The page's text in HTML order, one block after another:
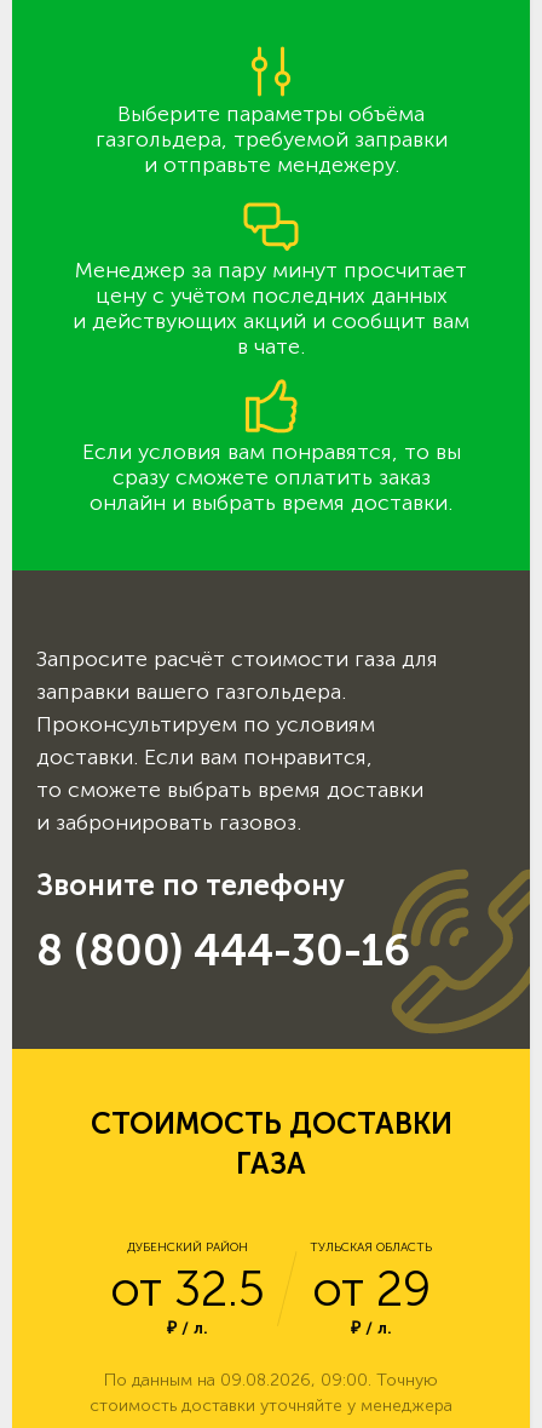
Выберите параметры объёма
газгольдера, требуемой заправки
и отправьте мендежеру.
Менеджер за пару минут просчитает
цену с учётом последних данных
и действующих акций и сообщит вам
в чате.
Если условия вам понравятся, то вы
сразу сможете оплатить заказ
онлайн и выбрать время доставки.
Запросите расчёт стоимости газа для
заправки вашего газгольдера.
Проконсультируем по условиям
доставки. Если вам понравится,
то сможете выбрать время доставки
и забронировать газовоз.
Звоните по телефону
8 (800) 444-30-16
СТОИМОСТЬ ДОСТАВКИ
ГАЗА
ДУБЕНСКИЙ РАЙОН
от 32.5
₽ / л.
ТУЛЬСКАЯ ОБЛАСТЬ
от 29
₽ / л.
По данным на 09.08.2026, 09:00. Точную
стоимость доставки уточняйте у менеджера